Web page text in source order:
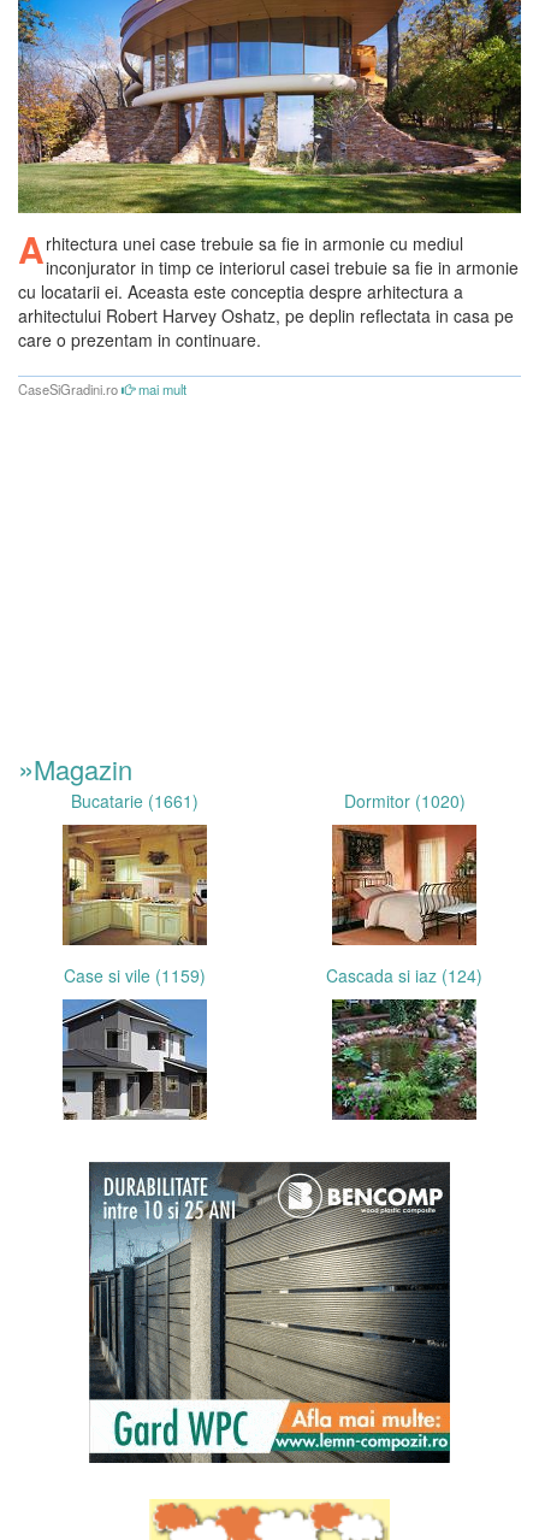
Arhitectura unei case trebuie sa fie in armonie cu mediul
inconjurator in timp ce interiorul casei trebuie sa fie in armonie
cu locatarii ei. Aceasta este conceptia despre arhitectura a
arhitectului Robert Harvey Oshatz, pe deplin reflectata in casa pe
care o prezentam in continuare.
CaseSiGradini.ro mai mult
»Magazin
Bucatarie (1661) Dormitor (1020)
Case si vile (1159) Cascada si iaz (124)